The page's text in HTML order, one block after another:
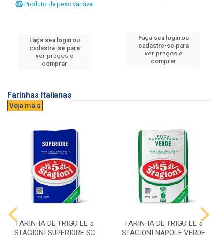
Produto de peso variável
Faça seu login ou
cadastre-se para
ver preços e
comprar
Faça seu login ou
cadastre-se para
ver preços e
comprar
Farinhas Italianas
Veja mais
FARINHA DE TRIGO LE 5
STAGIONI SUPERIORE SC
FARINHA DE TRIGO LE 5
STAGIONI NAPOLE VERDE